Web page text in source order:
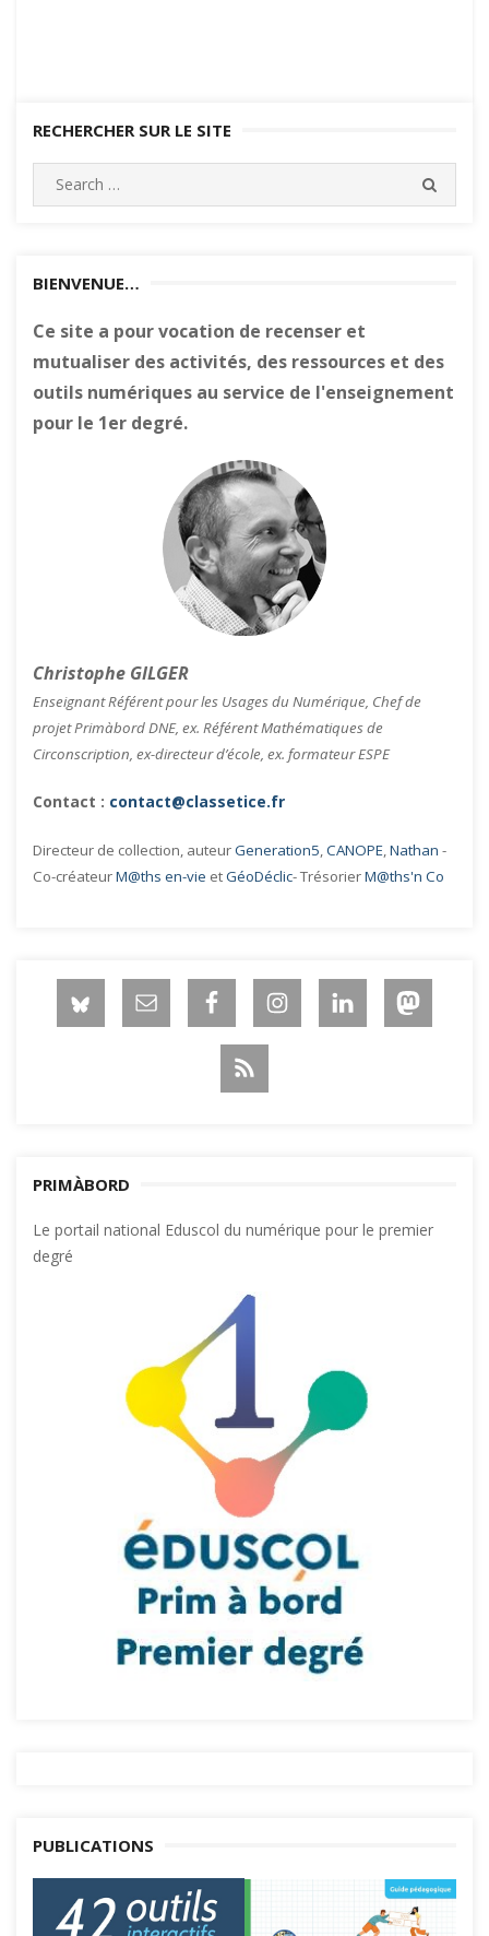
RECHERCHER SUR LE SITE
BIENVENUE…
Ce site a pour vocation de recenser et
mutualiser des activités, des ressources et des
outils numériques au service de l'enseignement
pour le 1er degré.
Christophe GILGER
Enseignant Référent pour les Usages du Numérique, Chef de
projet Primàbord DNE, ex. Référent Mathématiques de
Circonscription, ex-directeur d’école, ex. formateur ESPE
Contact : contact@classetice.fr
Directeur de collection, auteurGeneration5,CANOPE,Nathan -
Co-créateurM@ths en-vie etGéoDéclic- TrésorierM@ths'n Co
PRIMÀBORD
Le portail national Eduscol du numérique pour le premier
degré
PUBLICATIONS